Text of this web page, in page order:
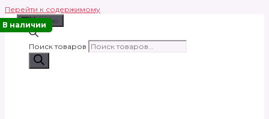
Перейти к содержимому
Меню
Поиск товаров
В наличии